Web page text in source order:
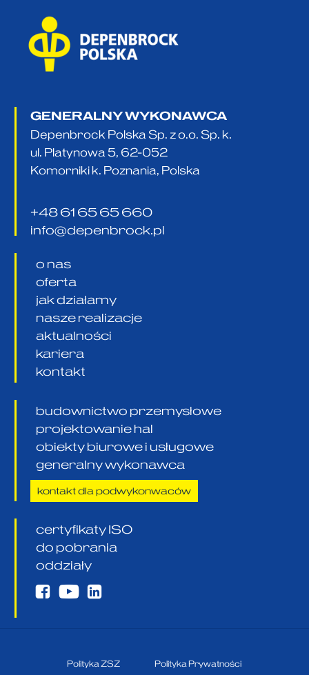
GENERALNY WYKONAWCA
Depenbrock Polska Sp. z o.o. Sp. k.
ul. Platynowa 5, 62-052
Komorniki k. Poznania, Polska
+48 61 65 65 660
info@depenbrock.pl
o nas
oferta
jak działamy
nasze realizacje
aktualności
kariera
kontakt
budownictwo przemysłowe
projektowanie hal
obiekty biurowe i usługowe
generalny wykonawca
kontakt dla podwykonwaców
certyfikaty ISO
do pobrania
oddziały
Polityka ZSZ Polityka Prywatności